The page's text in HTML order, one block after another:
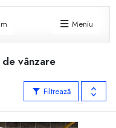
Meniu
vânzare
Filtrează